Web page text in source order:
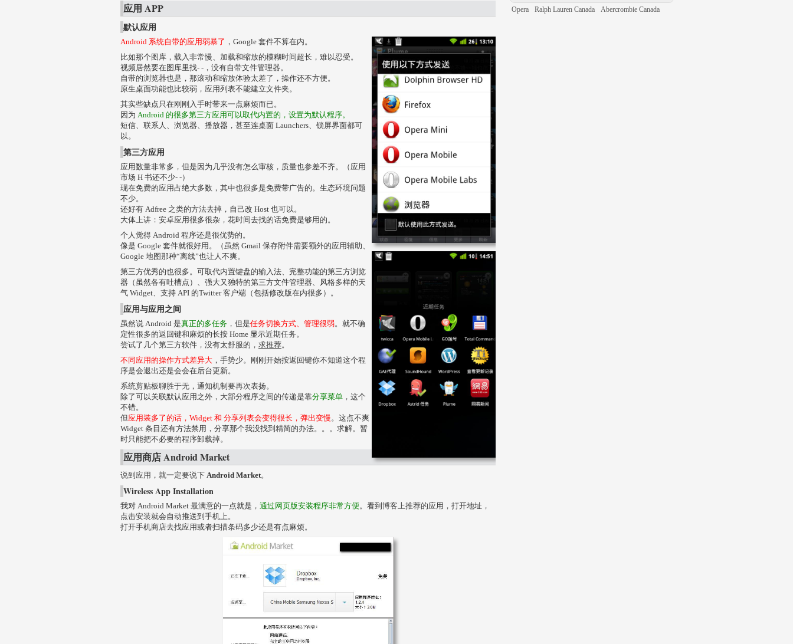
应用 APP
默认应用
Android 系统自带的应用弱暴了 ，Google 套件不算在内。
比如那个图库，载入非常慢、加载和缩放的模糊时间超长，难以忍受。
视频居然要在图库里找- -，没有自带文件管理器。
自带的浏览器也是，那滚动和缩放体验太差了，操作还不方便。
原生桌面功能也比较弱，应用列表不能建立文件夹。
其实些缺点只在刚刚入手时带来一点麻烦而已。
因为 Android 的很多第三方应用可以取代内置的，设置为默认程序。
短信、联系人、浏览器、播放器，甚至连桌面 Launchers、锁屏界面都可
以。
第三方应用
应用数量非常多，但是因为几乎没有怎么审核，质量也参差不齐。（应用
市场 H 书还不少- -）
现在免费的应用占绝大多数，其中也很多是免费带广告的。生态环境问题
不少。
还好有 Adfree 之类的方法去掉，自己改 Host 也可以。
大体上讲：安卓应用很多很杂，花时间去找的话免费是够用的。
个人觉得 Android 程序还是很优势的。
像是 Google 套件就很好用。（虽然 Gmail 保存附件需要额外的应用辅助、
Google 地图那种“离线”也让人不爽。
第三方优秀的也很多。可取代内置键盘的输入法、完整功能的第三方浏览
器（虽然各有吐槽点）、强大又独特的第三方文件管理器、风格多样的天
气 Widget、支持 API 的Twitter 客户端（包括修改版在内很多）。
应用与应用之间
虽然说 Android 是真正的多任务 ，但是任务切换方式、管理很弱。就不确
定性很多的返回键和麻烦的长按 Home 显示近期任务。
尝试了几个第三方软件，没有太舒服的， 求推荐。
不同应用的操作方式差异大 ，手势少。刚刚开始按返回键你不知道这个程
序是会退出还是会会在后台更新。
系统剪贴板聊胜于无，通知机制要再次表扬。
除了可以关联默认应用之外，大部分程序之间的传递是靠分享菜单 ，这个
不错。
但应用装多了的话，Widget 和 分享列表会变得很长，弹出变慢。这点不爽
Widget 条目还有方法禁用，分享那个我没找到精简的办法。。。求解。暂
时只能把不必要的程序卸载掉。
应用商店 Android Market
说到应用，就一定要说下 Android Market。
Wireless App Installation
我对 Android Market 最满意的一点就是， 通过网页版安装程序非常方便。看到博客上推荐的应用，打开地址，
点击安装就会自动推送到手机上。
打开手机商店去找应用或者扫描条码多少还是有点麻烦。
Opera Ralph Lauren Canada Abercrombie Canada